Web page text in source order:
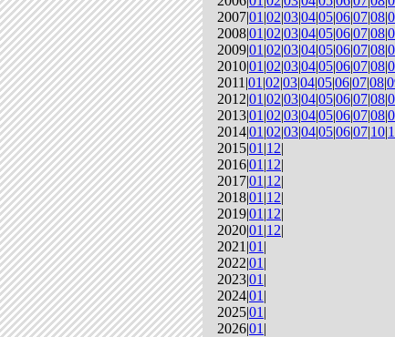
2007|01 |02|03|04|05|06|07|08|
2008|01 |02|03|04|05|06|07|08|
2009|01 |02|03|04|05|06|07|08|
2010|01 |02|03|04|05|06|07|08|
2011|01 |02|03|04|05|06|07|08|
2012|01 |02|03|04|05|06|07|08|
2013|01 |02|03|04|05|06|07|08|
2014|01 |02|03|04|05|06|07|10|
2015|01 |12|
2016|01 |12|
2017|01 |12|
2018|01 |12|
2019|01 |12|
2020|01 |12|
2021|01 |
2022|01 |
2023|01 |
2024|01 |
2025|01 |
2026|01 |